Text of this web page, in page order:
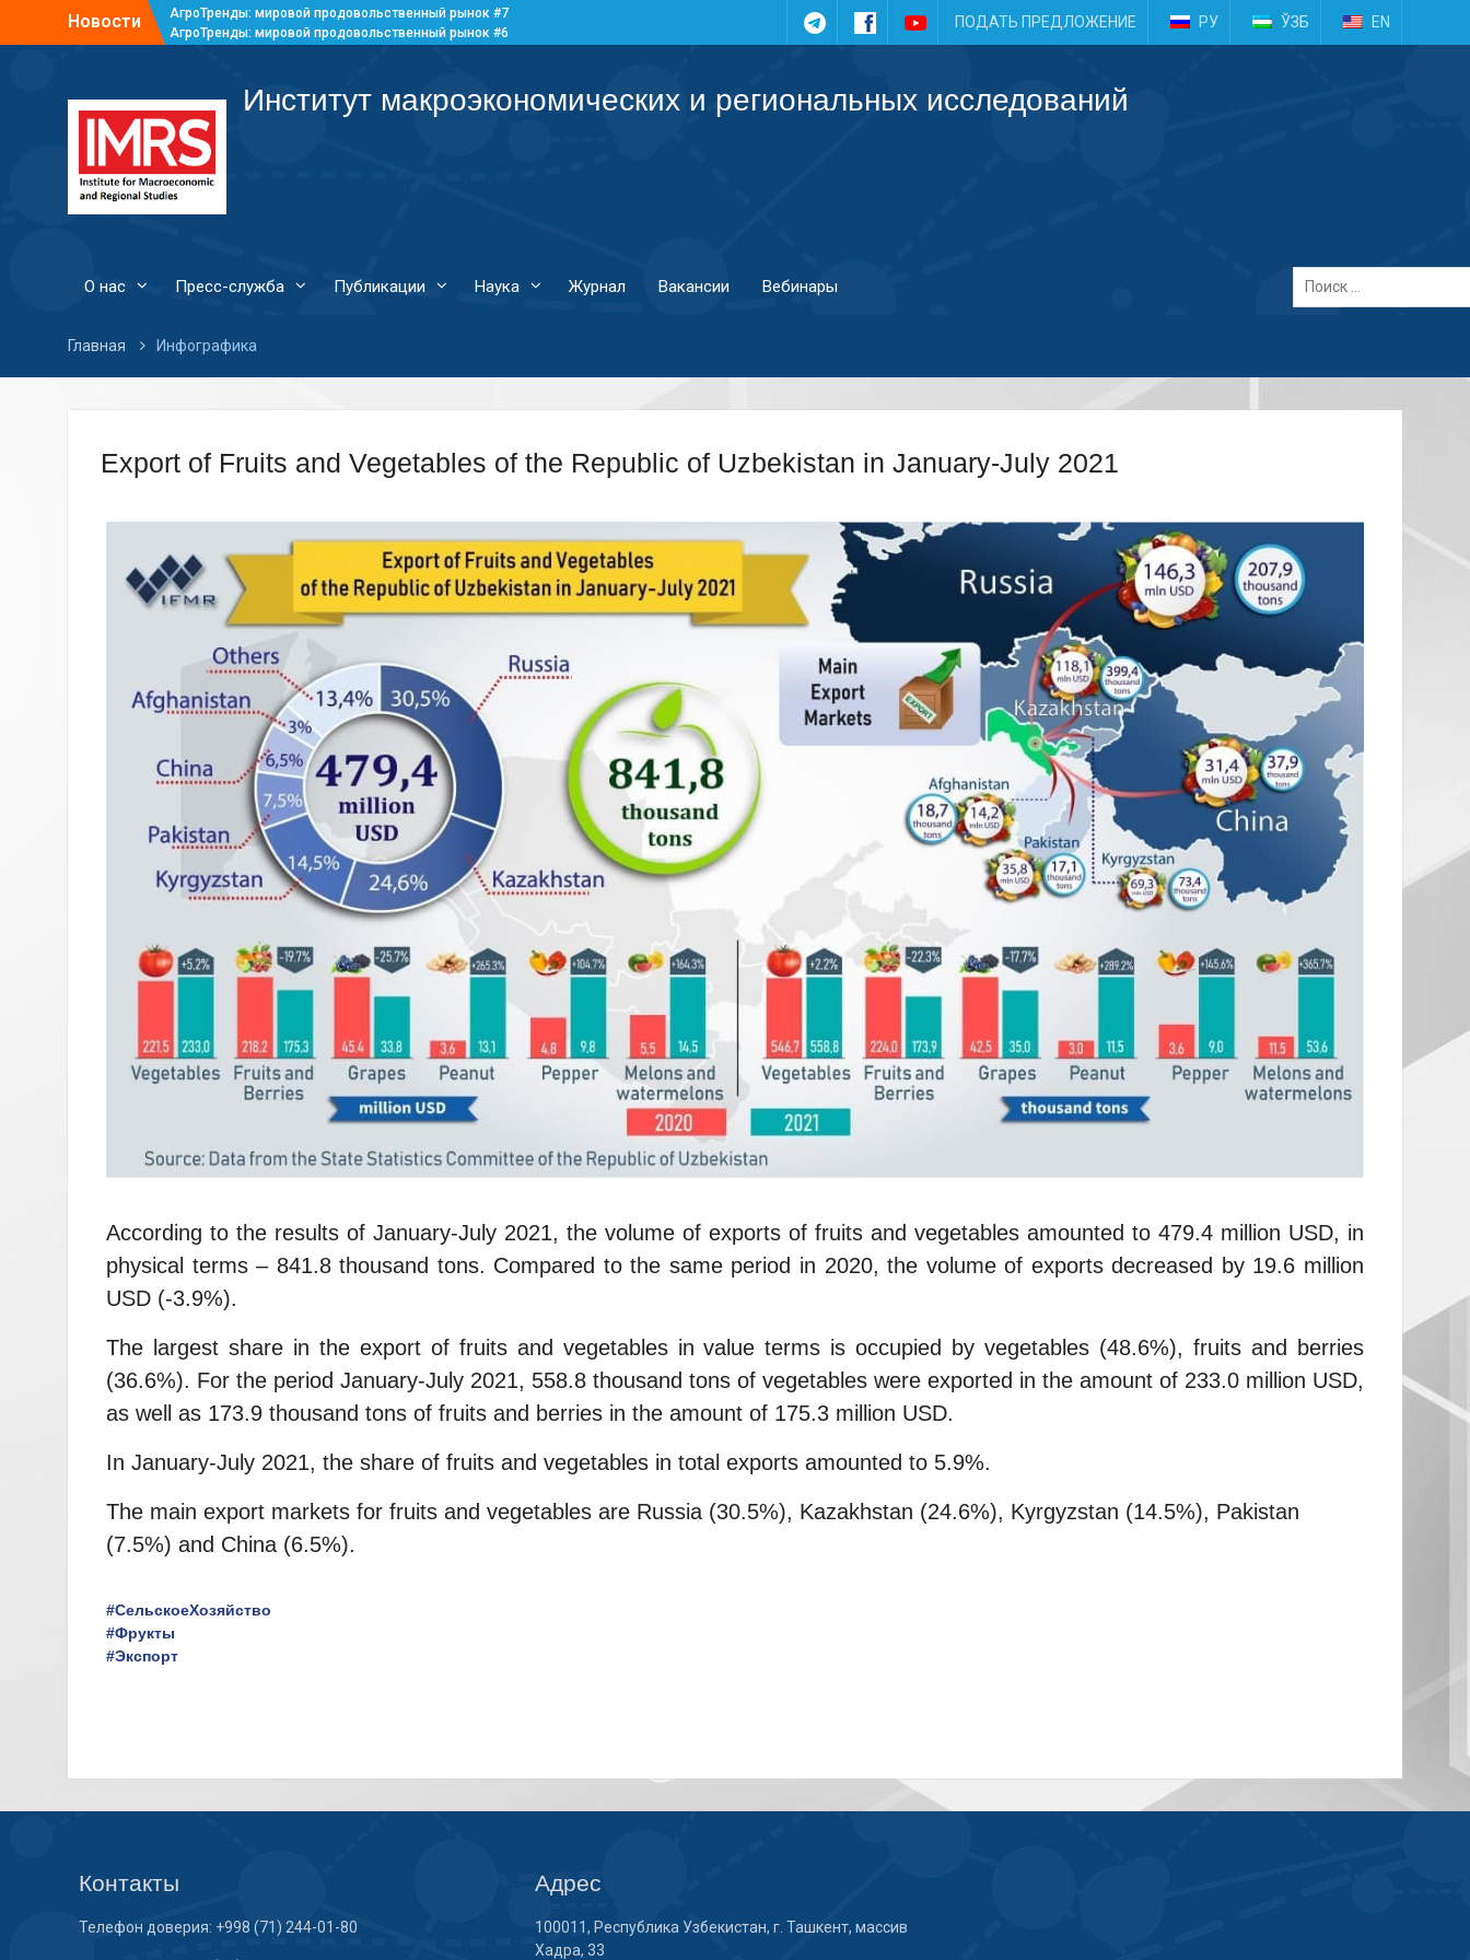
Новости
АгроТренды: мировой продовольственный рынок #7
АгроТренды: мировой продовольственный рынок #6
TelegramFacebookYouTubeПОДАТЬ ПРЕДЛОЖЕНИЕ РУ ЎЗБ EN
Институт макроэкономических и региональных исследований
О нас Пресс-служба Публикации Наука Журнал Вакансии Вебинары
Главная Инфографика
Export of Fruits and Vegetables of the Republic of Uzbekistan in January-July 2021
According to the results of January-July 2021, the volume of exports of fruits and vegetables amounted to 479.4 million USD, in
physical terms – 841.8 thousand tons. Compared to the same period in 2020, the volume of exports decreased by 19.6 million
USD (-3.9%).
The largest share in the export of fruits and vegetables in value terms is occupied by vegetables (48.6%), fruits and berries
(36.6%). For the period January-July 2021, 558.8 thousand tons of vegetables were exported in the amount of 233.0 million USD,
as well as 173.9 thousand tons of fruits and berries in the amount of 175.3 million USD.
In January-July 2021, the share of fruits and vegetables in total exports amounted to 5.9%.
The main export markets for fruits and vegetables are Russia (30.5%), Kazakhstan (24.6%), Kyrgyzstan (14.5%), Pakistan
(7.5%) and China (6.5%).
#СельскоеХозяйство
#Фрукты
#Экспорт
Контакты
Телефон доверия: +998 (71) 244-01-80
Адрес
100011, Республика Узбекистан, г. Ташкент, массив
Хадра, 33